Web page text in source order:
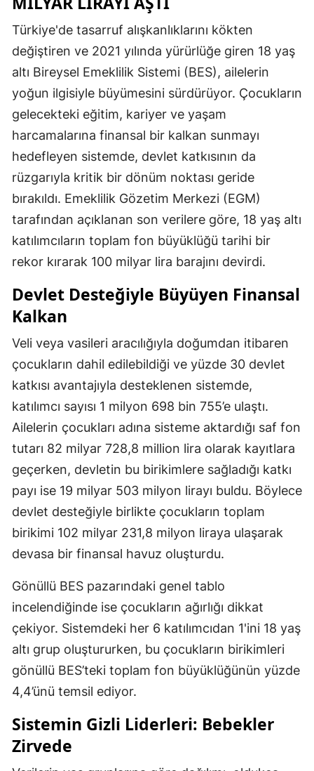
Türkiye'de tasarruf alışkanlıklarını kökten
değiştiren ve 2021 yılında yürürlüğe giren 18 yaş
altı Bireysel Emeklilik Sistemi (BES), ailelerin
yoğun ilgisiyle büyümesini sürdürüyor. Çocukların
gelecekteki eğitim, kariyer ve yaşam
harcamalarına finansal bir kalkan sunmayı
hedefleyen sistemde, devlet katkısının da
rüzgarıyla kritik bir dönüm noktası geride
bırakıldı. Emeklilik Gözetim Merkezi (EGM)
tarafından açıklanan son verilere göre, 18 yaş altı
katılımcıların toplam fon büyüklüğü tarihi bir
rekor kırarak 100 milyar lira barajını devirdi.
Devlet Desteğiyle Büyüyen Finansal
Kalkan
Veli veya vasileri aracılığıyla doğumdan itibaren
çocukların dahil edilebildiği ve yüzde 30 devlet
katkısı avantajıyla desteklenen sistemde,
katılımcı sayısı 1 milyon 698 bin 755’e ulaştı.
Ailelerin çocukları adına sisteme aktardığı saf fon
tutarı 82 milyar 728,8 million lira olarak kayıtlara
geçerken, devletin bu birikimlere sağladığı katkı
payı ise 19 milyar 503 milyon lirayı buldu. Böylece
devlet desteğiyle birlikte çocukların toplam
birikimi 102 milyar 231,8 milyon liraya ulaşarak
devasa bir finansal havuz oluşturdu.
Gönüllü BES pazarındaki genel tablo
incelendiğinde ise çocukların ağırlığı dikkat
çekiyor. Sistemdeki her 6 katılımcıdan 1'ini 18 yaş
altı grup oluştururken, bu çocukların birikimleri
gönüllü BES’teki toplam fon büyüklüğünün yüzde
4,4’ünü temsil ediyor.
Sistemin Gizli Liderleri: Bebekler
Zirvede